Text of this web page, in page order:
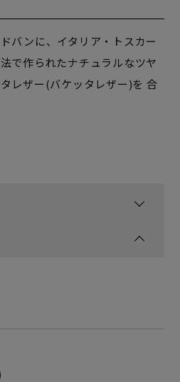
バンに、イタリア・トスカー
で作られたナチュラルなツヤ
レザー(バケッタレザー)を 合